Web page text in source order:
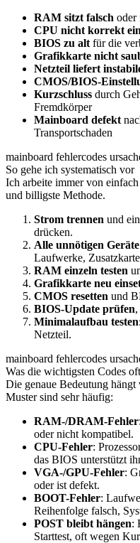
RAM sitzt falsch oder
CPU nicht korrekt
BIOS zu alt für die
Grafikkarte nicht
Netzteil liefert
CMOS/BIOS-
Kurzschluss durch
Fremdkörper
Mainboard defekt
Transportschaden
mainboard fehlercodes
So gehe ich systematisch vor
Ich arbeite immer von
und billigste Methode.
Strom trennen und
drücken.
Alle unnötigen
Laufwerke,
RAM einzeln testen
Grafikkarte neu
CMOS resetten und
BIOS-Update prüfen
Minimalaufbau testen
Netzteil.
mainboard fehlercodes
Was die wichtigsten Codes
Die genaue Bedeutung
Muster sind sehr häufig:
RAM-/DRAM-Fehler
oder nicht kompatibel.
CPU-Fehler:
das BIOS unterstützt
VGA-/GPU-Fehler:
oder ist defekt.
BOOT-Fehler:
Reihenfolge falsch,
POST bleibt hängen:
Starttest, oft wegen